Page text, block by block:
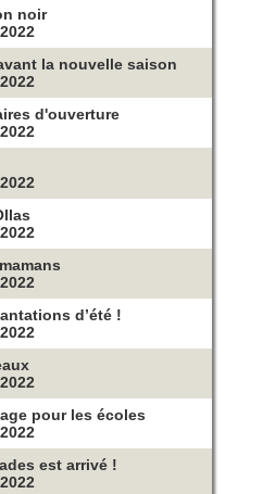
noir
la nouvelle saison
d'ouverture
d’été !
pour les écoles
est arrivé !